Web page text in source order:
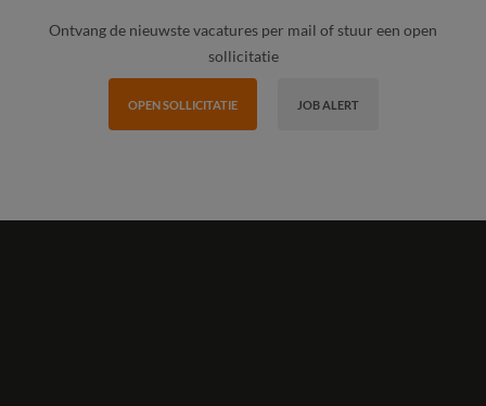
Ontvang de nieuwste vacatures per mail of stuur een open
sollicitatie
OPEN SOLLICITATIE JOB ALERT